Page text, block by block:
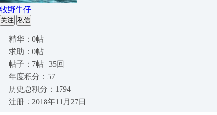
牧野牛仔
关注 私信
精华：0帖
求助：0帖
帖子：7帖 | 35回
年度积分：57
历史总积分：1794
注册：2018年11月27日